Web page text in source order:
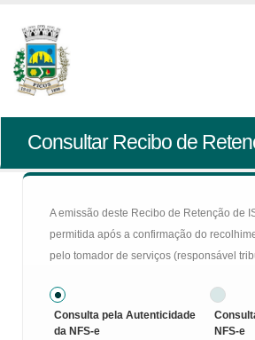
Consultar Recibo de
A emissão deste Recibo de Retenção de
permitida após a confirmação do
pelo tomador de serviços (responsável
Consulta pela Autenticidade
da NFS-e
NFS-e